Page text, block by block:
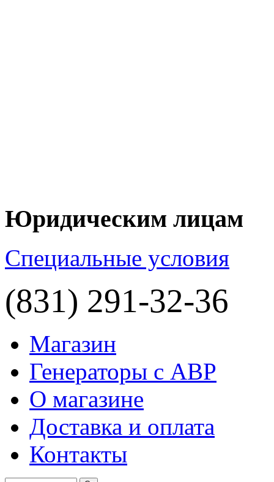
Юридическим лицам
Специальные условия
(831) 291-32-36
Магазин
Генераторы с АВР
О магазине
Доставка и оплата
Контакты